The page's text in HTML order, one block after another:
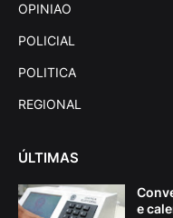
OPINIAO
POLICIAL
POLITICA
REGIONAL
ÚLTIMAS
e